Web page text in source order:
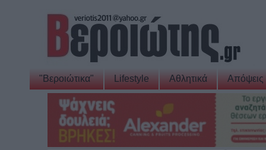
"Βεροιώτικα" Lifestyle Αθλητικά Απόψεις